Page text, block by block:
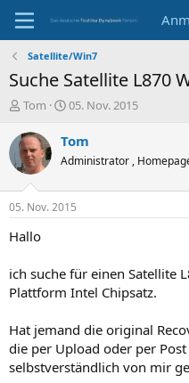
Satellite/Win7
Suche Satellite L870
E
s
t
e
e
r
Tom
E
s
e
l
t
05. Nov. 2015
Tom
Administrator ,
05. Nov. 2015
Hallo
ich suche für einen Satellite
Plattform Intel Chipsatz.
Hat jemand die original
die per Upload oder per
selbstverständlich von mir